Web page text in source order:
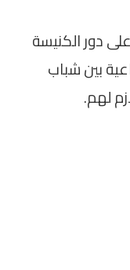
دور الكنيسة
بين شباب
لهم.